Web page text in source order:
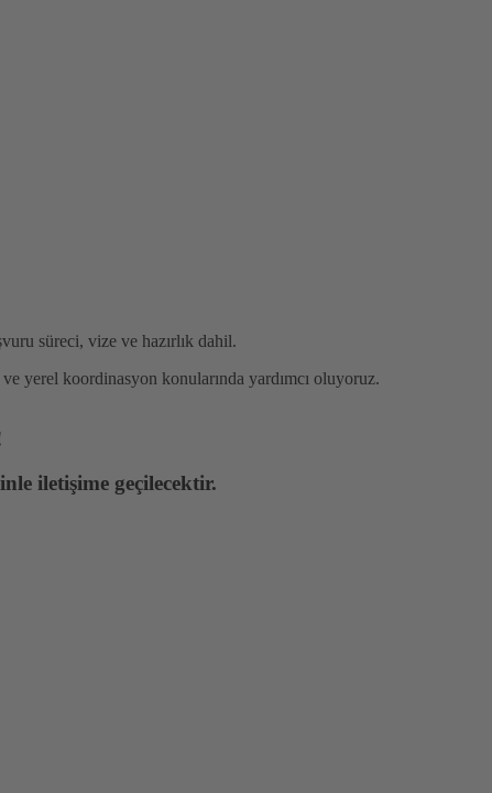
süreci, vize ve hazırlık dahil.
yerel koordinasyon konularında yardımcı oluyoruz.
iletişime geçilecektir.